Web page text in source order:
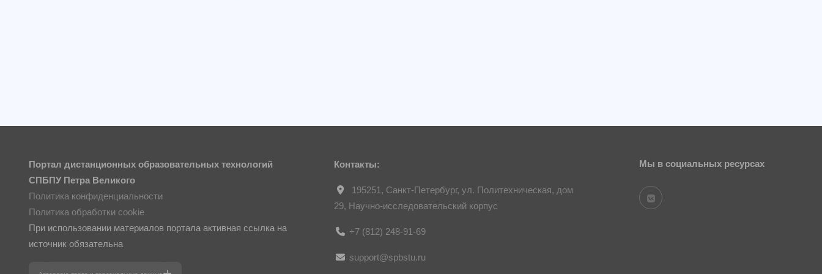
Портал дистанционных образовательных технологий
СПБПУ Петра Великого
Политика конфиденциальности
Политика обработки cookie
При использовании материалов портала активная ссылка на
источник обязательна
Контакты:
195251, Санкт-Петербург, ул. Политехническая, дом
29, Научно-исследовательский корпус
+7 (812) 248-91-69
support@spbstu.ru
Мы в социальных ресурсах